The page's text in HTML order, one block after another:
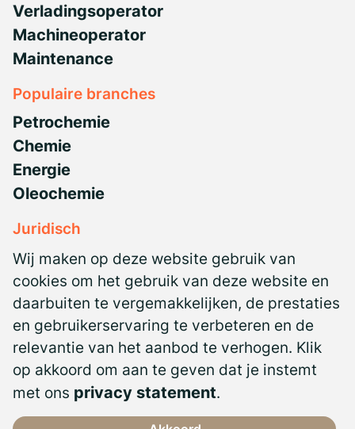
Verladingsoperator
Machineoperator
Maintenance
Populaire branches
Petrochemie
Chemie
Energie
Oleochemie
Juridisch
Privacyverklaring
NBBU CAO
Antidiscriminatiebeleid
Algemene voorwaarden
Certificeringen
Wij maken op deze website gebruik van
cookies om het gebruik van deze website en
daarbuiten te vergemakkelijken, de prestaties
en gebruikerservaring te verbeteren en de
relevantie van het aanbod te verhogen. Klik
op akkoord om aan te geven dat je instemt
met ons privacy statement.